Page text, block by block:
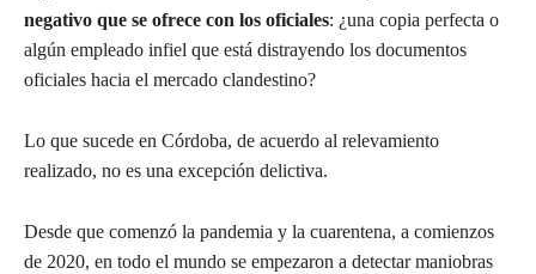
negativo que se ofrece con los oficiales: ¿una copia perfecta o
algún empleado infiel que está distrayendo los documentos
oficiales hacia el mercado clandestino?
Lo que sucede en Córdoba, de acuerdo al relevamiento
realizado, no es una excepción delictiva.
Desde que comenzó la pandemia y la cuarentena, a comienzos
de 2020, en todo el mundo se empezaron a detectar maniobras